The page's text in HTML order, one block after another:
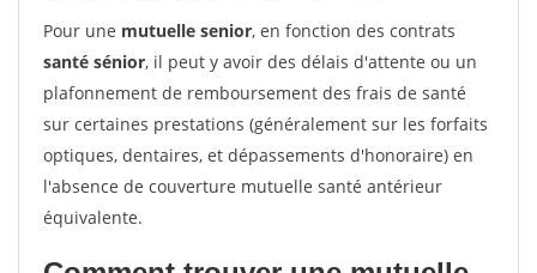
Pour une mutuelle senior, en fonction des contrats
santé sénior, il peut y avoir des délais d'attente ou un
plafonnement de remboursement des frais de santé
sur certaines prestations (généralement sur les forfaits
optiques, dentaires, et dépassements d'honoraire) en
l'absence de couverture mutuelle santé antérieur
équivalente.